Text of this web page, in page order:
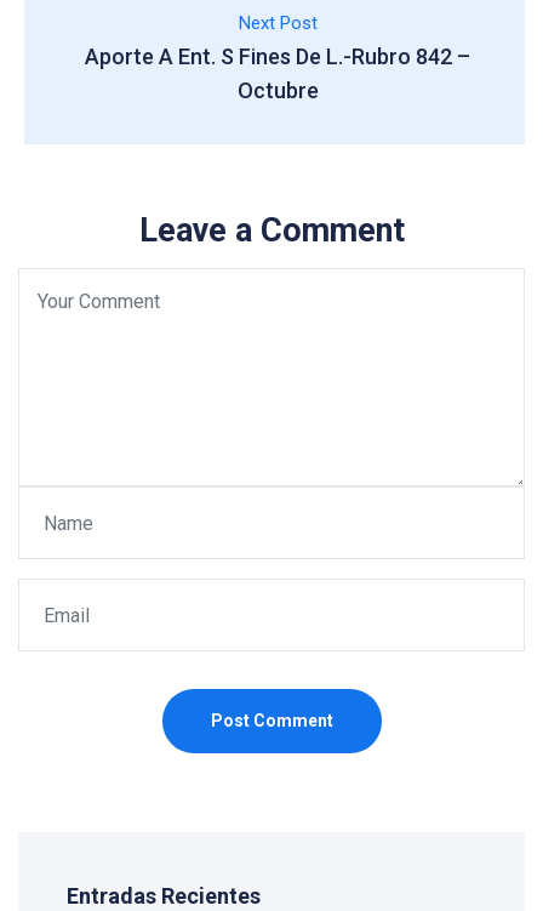
Next Post
Aporte A Ent. S Fines De L.-Rubro 842 –
Octubre
Leave a Comment
Post Comment
Entradas Recientes